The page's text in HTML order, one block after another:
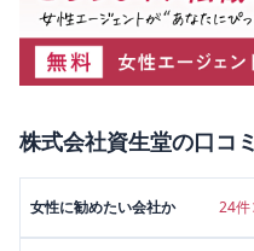
株式会社資生堂の口コミ
女性に勧めたい会社か 24件